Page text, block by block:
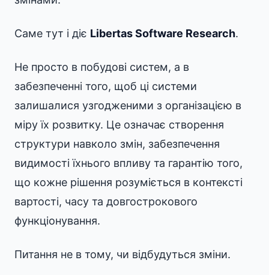
Саме тут і діє Libertas Software Research.
Не просто в побудові систем, а в
забезпеченні того, щоб ці системи
залишалися узгодженими з організацією в
міру їх розвитку. Це означає створення
структури навколо змін, забезпечення
видимості їхнього впливу та гарантію того,
що кожне рішення розуміється в контексті
вартості, часу та довгострокового
функціонування.
Питання не в тому, чи відбудуться зміни.